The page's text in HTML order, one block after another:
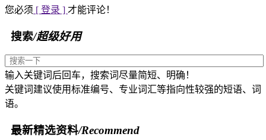
您必须 [ 登录 ] 才能评论！
搜索/超级好用
输入关键词后回车，搜索词尽量简短、明确！
关键词建议使用标准编号、专业词汇等指向性较强的短语、词
语。
最新精选资料/Recommend